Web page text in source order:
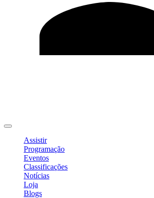
Assistir
Programação
Eventos
Classificações
Notícias
Loja
Blogs